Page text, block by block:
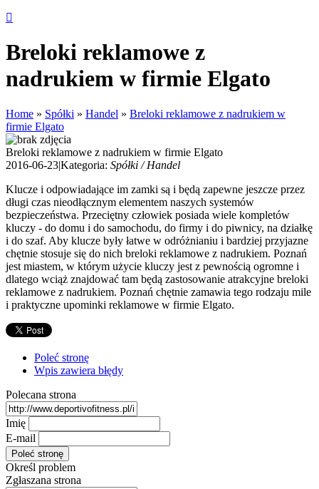
Breloki reklamowe z
nadrukiem w firmie Elgato
Home » Spółki » Handel » Breloki reklamowe z nadrukiem w
firmie Elgato
Breloki reklamowe z nadrukiem w firmie Elgato
2016-06-23|Kategoria: Spółki / Handel
Klucze i odpowiadające im zamki są i będą zapewne jeszcze przez
długi czas nieodłącznym elementem naszych systemów
bezpieczeństwa. Przeciętny człowiek posiada wiele kompletów
kluczy - do domu i do samochodu, do firmy i do piwnicy, na działkę
i do szaf. Aby klucze były łatwe w odróżnianiu i bardziej przyjazne
chętnie stosuje się do nich breloki reklamowe z nadrukiem. Poznań
jest miastem, w którym użycie kluczy jest z pewnością ogromne i
dlatego wciąż znajdować tam będą zastosowanie atrakcyjne breloki
reklamowe z nadrukiem. Poznań chętnie zamawia tego rodzaju mile
i praktyczne upominki reklamowe w firmie Elgato.
Poleć stronę
Wpis zawiera błędy
Polecana strona
Imię
E-mail
Określ problem
Zgłaszana strona